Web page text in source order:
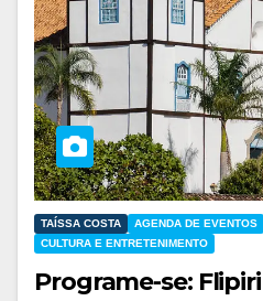
TAÍSSA COSTA AGENDA DE EVENTOS
CULTURA E ENTRETENIMENTO
Programe-se: Flipiri